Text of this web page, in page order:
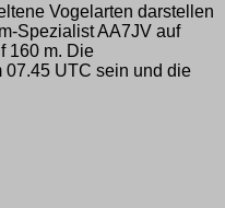
Vogelarten darstellen
Spezialist AA7JV auf
160 m. Die
07.45 UTC sein und die